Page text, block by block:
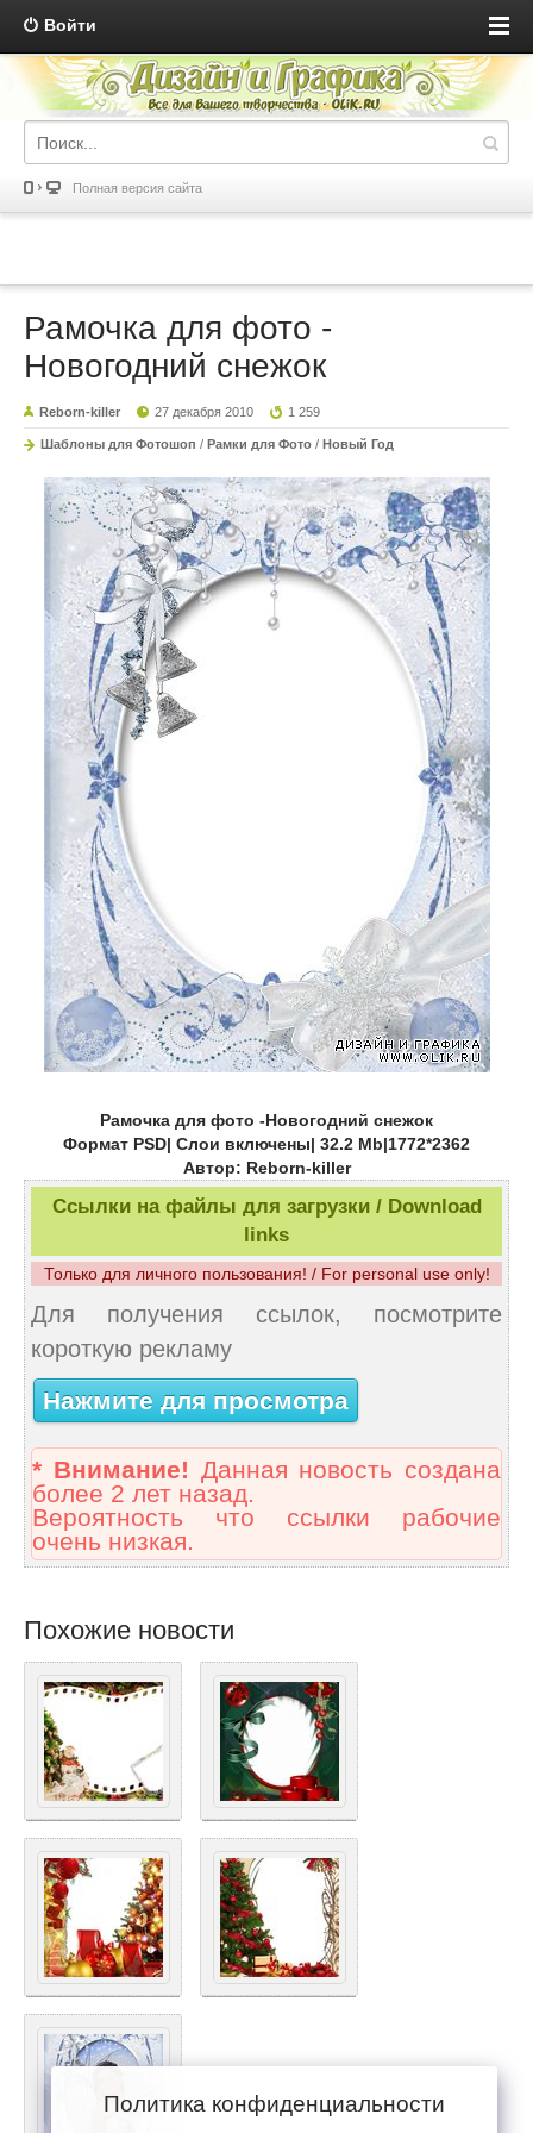
Войти
Полная версия сайта
Рамочка для фото -
Новогодний снежок
Reborn-killer 27 декабря 2010 1 259
Шаблоны для Фотошоп / Рамки для Фото / Новый Год
Рамочка для фото -Новогодний снежок
Формат PSD| Слои включены| 32.2 Mb|1772*2362
Автор: Reborn-killer
Ссылки на файлы для загрузки / Download
links
Только для личного пользования! / For personal use only!
Для получения ссылок, посмотрите
короткую рекламу
Нажмите для просмотра
* Внимание! Данная новость создана
более 2 лет назад.
Вероятность что ссылки рабочие
очень низкая.
Похожие новости
Политика конфиденциальности